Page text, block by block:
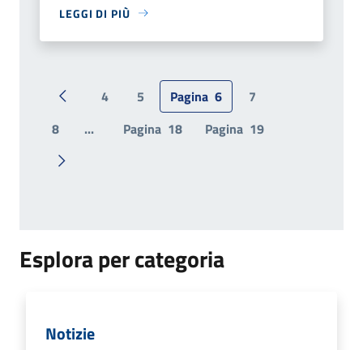
LEGGI DI PIÙ
Pagina precedente
4 5 Pagina 6
7
8
... Pagina 18 Pagina 19
Pagina successiva
Esplora per categoria
Notizie